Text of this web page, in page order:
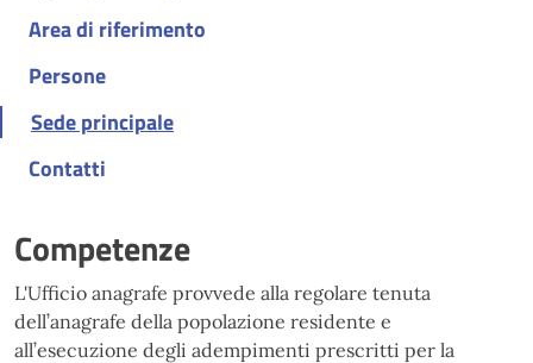
Area di riferimento
Persone
Sede principale
Contatti
Competenze
L'Ufficio anagrafe provvede alla regolare tenuta
dell’anagrafe della popolazione residente e
all’esecuzione degli adempimenti prescritti per la